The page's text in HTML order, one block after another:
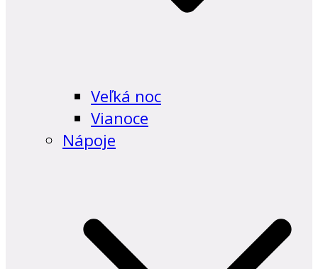
Veľká noc
Vianoce
Nápoje